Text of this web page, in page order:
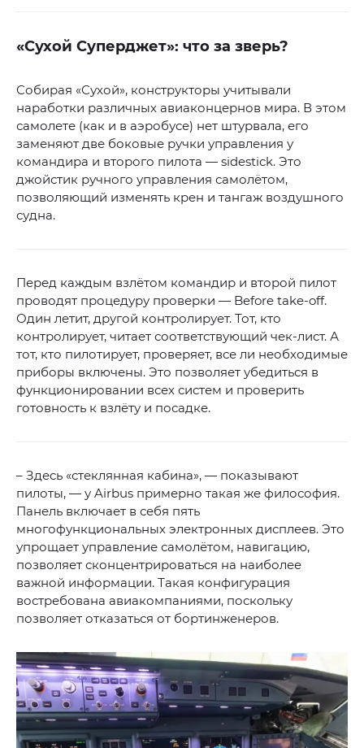
«Сухой Суперджет»: что за зверь?
Собирая «Сухой», конструкторы учитывали
наработки различных авиаконцернов мира. В этом
самолете (как и в аэробусе) нет штурвала, его
заменяют две боковые ручки управления у
командира и второго пилота — sidestick. Это
джойстик ручного управления самолётом,
позволяющий изменять крен и тангаж воздушного
судна.
Перед каждым взлётом командир и второй пилот
проводят процедуру проверки — Before take-off.
Один летит, другой контролирует. Тот, кто
контролирует, читает соответствующий чек-лист. А
тот, кто пилотирует, проверяет, все ли необходимые
приборы включены. Это позволяет убедиться в
функционировании всех систем и проверить
готовность к взлёту и посадке.
– Здесь «стеклянная кабина», — показывают
пилоты, — у Airbus примерно такая же философия.
Панель включает в себя пять
многофункциональных электронных дисплеев. Это
упрощает управление самолётом, навигацию,
позволяет сконцентрироваться на наиболее
важной информации. Такая конфигурация
востребована авиакомпаниями, поскольку
позволяет отказаться от бортинженеров.